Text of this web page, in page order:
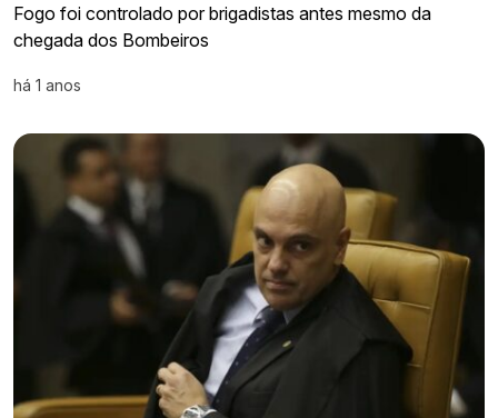
Fogo foi controlado por brigadistas antes mesmo da
chegada dos Bombeiros
há 1 anos